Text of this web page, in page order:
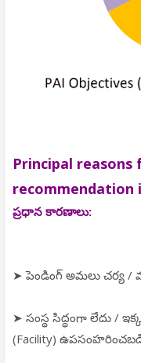
Principal
recommendation
ప్రధాన కారణాలు:
➤ పెండింగ్ అమలు చర్య
➤ సంస్థ సిద్ధంగా లేదు /
(Facility)